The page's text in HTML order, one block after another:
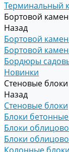
Терминальный
Бортовой
Назад
Бортовой
Бортовой
Бордюры
Новинки
Стеновые блоки
Назад
Стеновые блоки
Блоки
Блоки
Блоки